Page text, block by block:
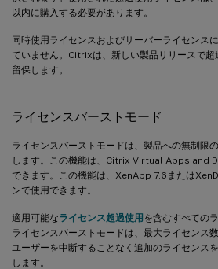
以内に購入する必要があります。
同時使用ライセンスおよびサーバーライセンス
ていません。Citrixは、新しい製品リリースで超
留保します。
ライセンスバーストモード
ライセンスバーストモードは、製品への無制限
します。この機能は、Citrix Virtual Apps and
できます。この機能は、XenApp 7.6または
ンで使用できます。
適用可能なライセンス超過使用 を含むすべての
ライセンスバーストモードは、最大ライセンス
ユーザーを中断することなく追加のライセンス
します。